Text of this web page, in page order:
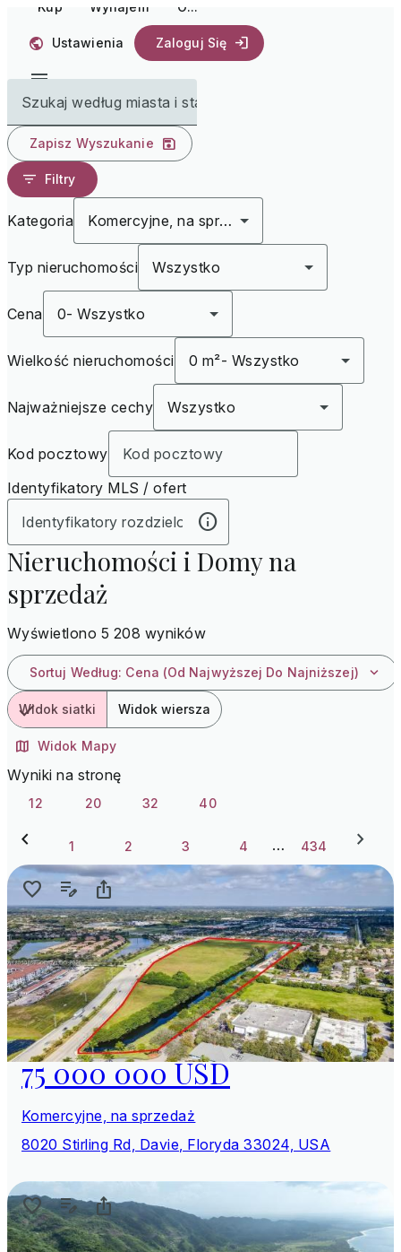
Kup Wynajem O...
Ustawienia Zaloguj Się
Szukaj według miasta i stanu
Zapisz Wyszukanie
Filtry
Kategoria Komercyjne, na sprzedaż
Typ nieruchomości Wszystko
Cena 0- Wszystko
Wielkość nieruchomości 0 m²- Wszystko
Najważniejsze cechy Wszystko
Kod pocztowy
Identyfikatory MLS / ofert
Nieruchomości i Domy na
sprzedaż
Wyświetlono 5 208 wyników
Sortuj Według: Cena (od Najwyższej Do Najniższej)
Widok siatki Widok wiersza
Widok Mapy
Wyniki na stronę
12 20 32 40
1 2 3 4 … 434
75 000 000 USD
Komercyjne, na sprzedaż
8020 Stirling Rd, Davie, Floryda 33024, USA